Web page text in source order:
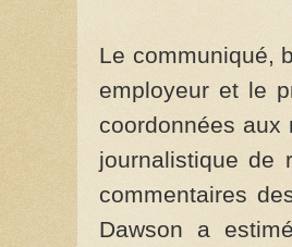
Le communiqué,
employeur et le
coordonnées aux
journalistique de
commentaires
Dawson a